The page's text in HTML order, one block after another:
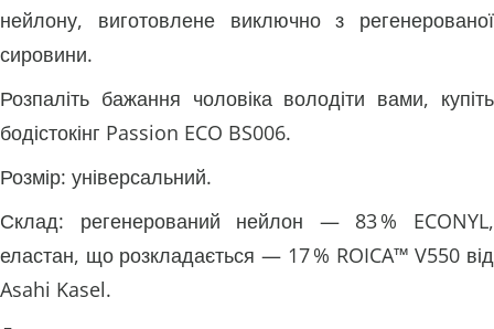
нейлону, виготовлене виключно з регенерованої
сировини.
Розпаліть бажання чоловіка володіти вами, купіть
бодістокінг Passion ECO BS006.
Розмір: універсальний.
Склад: регенерований нейлон — 83 % ECONYL,
еластан, що розкладається — 17 % ROICA™ V550 від
Asahi Kasel.